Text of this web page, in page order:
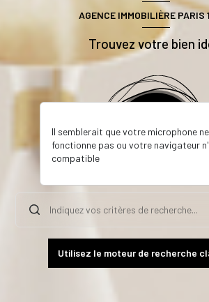
AGENCE IMMOBILIÈRE PARIS
Trouvez votre bien
Il semblerait que votre microphone ne
fonctionne pas ou votre navigateur
compatible
Utilisez le moteur de recherche